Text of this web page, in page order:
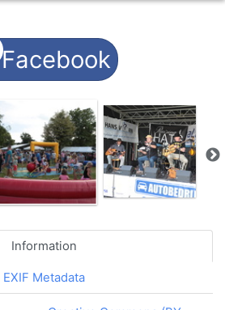
Facebook
Information
EXIF Metadata